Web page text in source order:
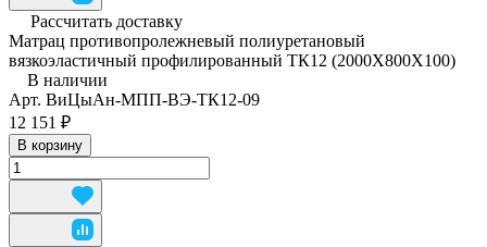
Рассчитать доставку
Матрац противопролежневый полиуретановый
вязкоэластичный профилированный ТК12 (2000Х800Х100)
В наличии
Арт. ВиЦыАн-МПП-ВЭ-ТК12-09
12 151 ₽
В корзину